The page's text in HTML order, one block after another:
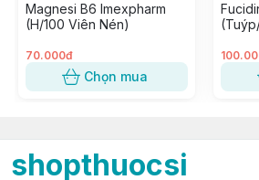
Magnesi B6 Imexpharm
(H/100 Viên Nén)
70.000đ
Chọn mua
shopthuocsi